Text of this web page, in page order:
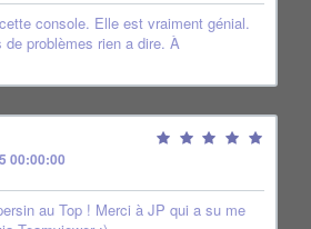
console. Elle est vraiment génial.
de problèmes rien a dire. À
00:00:00
au Top ! Merci à JP qui a su me